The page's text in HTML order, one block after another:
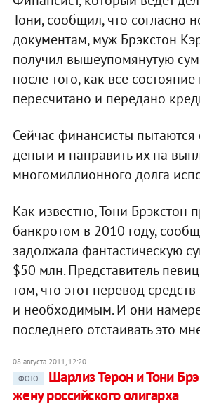
Тони, сообщил, что согласно
документам, муж Брэкстон
получил вышеупомянутую
после того, как все
пересчитано и передано
Сейчас финансисты пытаются
деньги и направить их на
многомиллионного долга
Как известно, Тони Брэкстон
банкротом в 2010 году,
задолжала фантастическую
$50 млн. Представитель
том, что этот перевод
и необходимым. И они
последнего отстаивать это
08 августа 2011, 12:20
ФОТО
Шарлиз Терон и Тони
жену российского олигарха